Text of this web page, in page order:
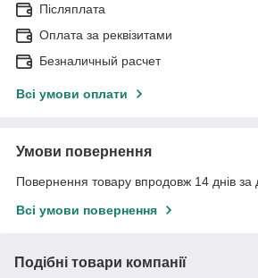
Післяплата
Оплата за реквізитами
Безналичный расчет
Всі умови оплати
Умови повернення
Повернення товару впродовж 14 днів за
Всі умови повернення
Подібні товари компанії